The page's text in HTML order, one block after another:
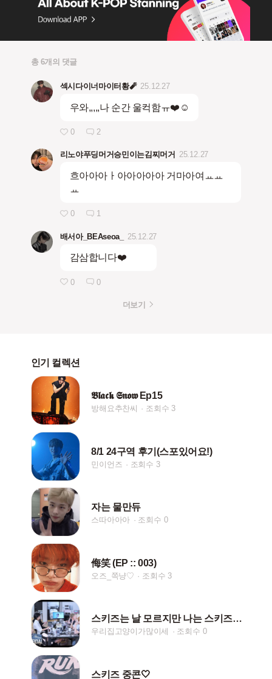
총 6개의 댓글
섹시다이너마이터황🧨 25.12.27
우와,,,,,나 순간 울컥함ㅠ❤️☺️
0 2
리노야푸딩머거승민이는김찌머거 25.12.27
흐아아아ㅏ아아아아아 거마아여ㅛㅛ
ㅛ
0 1
배서아_BEAseoa_ 25.12.27
감삼합니다❤️
0 0
더보기
인기 컬렉션
𝕭𝖑𝖆𝖈𝖐 𝕾𝖓𝖔𝖜 Ep15
방해요추찬씨 조회수 3
8/1 24구역 후기(스포있어요!)
민이언즈 조회수 3
자는 물만듀
스따아아아 조회수 0
侮笑 (EP :: 003)
오즈_쪽냥♡ 조회수 3
스키즈는 날 모르지만 나는 스키즈를 안다♡
우리집고양이가많이세 조회수 0
스키즈 중콘🤍